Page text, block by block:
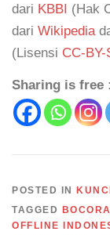
dari KBBI (Hak
dari Wikipedia
(Lisensi CC-BY-
Sharing is free
POSTED IN
TAGGED
OFFLINE